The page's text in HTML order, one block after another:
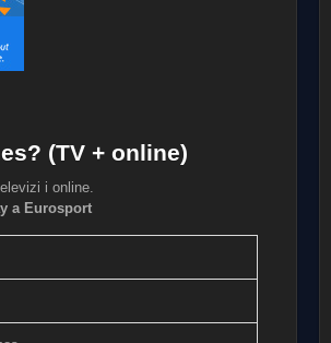
(TV + online)
i online.
a Eurosport